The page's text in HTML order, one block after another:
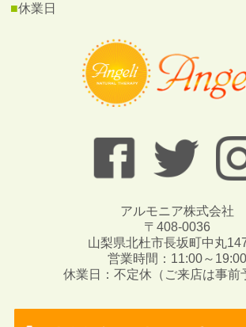
■休業日
アルモニア株式会社
〒408-0036
山梨県北杜市長坂町中丸
営業時間：11:00～19:00
休業日：不定休（ご来店は事前